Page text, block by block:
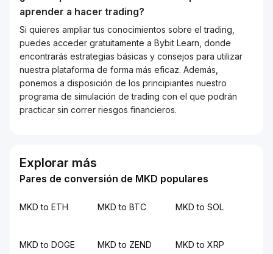
aprender a hacer trading?
Si quieres ampliar tus conocimientos sobre el trading,
puedes acceder gratuitamente a Bybit Learn, donde
encontrarás estrategias básicas y consejos para utilizar
nuestra plataforma de forma más eficaz. Además,
ponemos a disposición de los principiantes nuestro
programa de simulación de trading con el que podrán
practicar sin correr riesgos financieros.
Explorar más
Pares de conversión de MKD populares
MKD to ETH MKD to BTC MKD to SOL
MKD to DOGE MKD to ZEND MKD to XRP